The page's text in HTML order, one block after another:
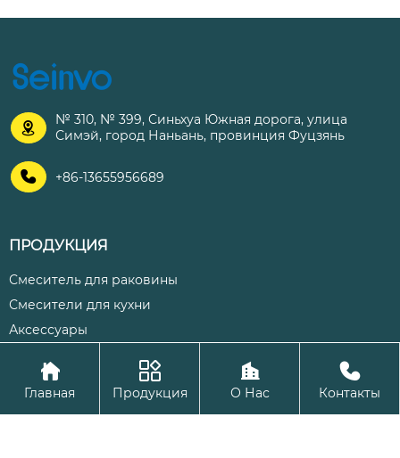

№ 310, № 399, Синьхуа Южная дорога, улица
Симэй, город Наньань, провинция Фуцзянь
 +86-13655956689
ПРОДУКЦИЯ
Смеситель для раковины
Смесители для кухни
Аксессуары
Авторское право©ООО Цюаньчжоу Шэнхуа Кухня и ванная
комната

Главная

Продукция

О Нас

Контакты